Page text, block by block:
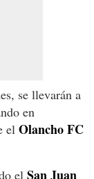
se llevarán a
en
el Olancho FC
el San Juan